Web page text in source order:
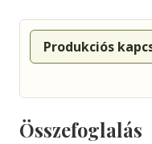
Produkciós
Összefoglalás